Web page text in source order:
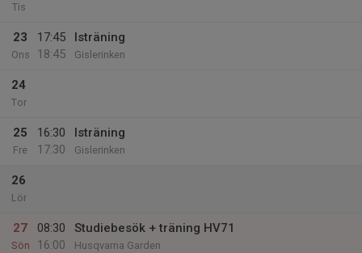
Tis
23
Ons
17:45
18:45
Isträning
Gislerinken
24
Tor
25
Fre
16:30
17:30
Isträning
Gislerinken
26
Lör
27
Sön
08:30
16:00
Studiebesök + träning HV71
Husqvarna Garden